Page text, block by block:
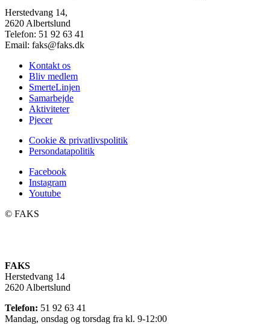
Herstedvang 14,
2620 Albertslund
Telefon: 51 92 63 41
Email: faks@faks.dk
Kontakt os
Bliv medlem
SmerteLinjen
Samarbejde
Aktiviteter
Pjecer
Cookie & privatlivspolitik
Persondatapolitik
Facebook
Instagram
Youtube
©️ FAKS
FAKS
Herstedvang 14
2620 Albertslund
Telefon: 51 92 63 41
Mandag, onsdag og torsdag fra kl. 9-12:00